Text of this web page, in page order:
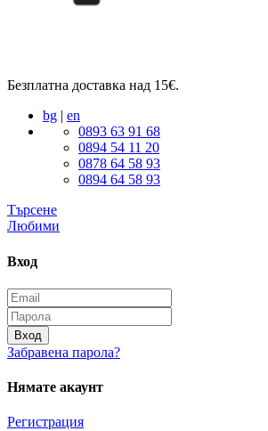
Безплатна доставка над 15€.
bg | en
0893 63 91 68
0894 54 11 20
0878 64 58 93
0894 64 58 93
Търсене
Любими
Вход
Вход
Забравена парола?
Нямате акаунт
Регистрация